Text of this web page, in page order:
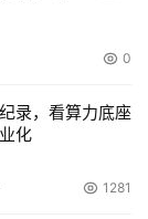
0
录，看算力底座
化
1281